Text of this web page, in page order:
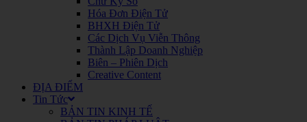
Hóa Đơn Điện Tử
BHXH Điện Tử
Các Dịch Vụ Viễn Thông
Thành Lập Doanh Nghiệp
Biên – Phiên Dịch
Creative Content
ĐỊA ĐIỂM
Tin Tức
BẢN TIN KINH TẾ